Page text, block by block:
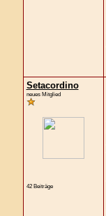
Setacordino
neues Mitglied
42 Beiträge